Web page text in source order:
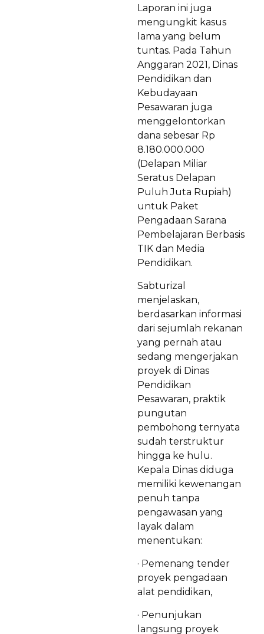
Laporan ini juga
mengungkit kasus
lama yang belum
tuntas. Pada Tahun
Anggaran 2021, Dinas
Pendidikan dan
Kebudayaan
Pesawaran juga
menggelontorkan
dana sebesar Rp
8.180.000.000
(Delapan Miliar
Seratus Delapan
Puluh Juta Rupiah)
untuk Paket
Pengadaan Sarana
Pembelajaran Berbasis
TIK dan Media
Pendidikan.
Sabturizal
menjelaskan,
berdasarkan informasi
dari sejumlah rekanan
yang pernah atau
sedang mengerjakan
proyek di Dinas
Pendidikan
Pesawaran, praktik
pungutan
pembohong ternyata
sudah terstruktur
hingga ke hulu.
Kepala Dinas diduga
memiliki kewenangan
penuh tanpa
pengawasan yang
layak dalam
menentukan:
· Pemenang tender
proyek pengadaan
alat pendidikan,
· Penunjukan
langsung proyek